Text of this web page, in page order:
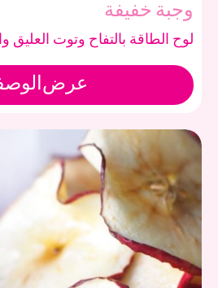
وجبة خفيفة
لوح الطاقة بالتفاح وتوت العليق
عرض